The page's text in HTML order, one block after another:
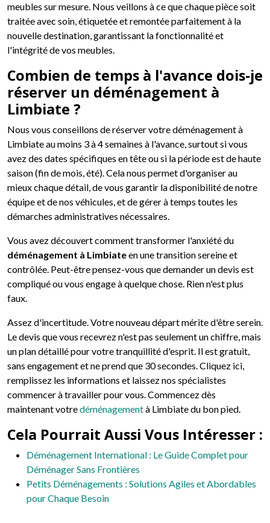
meubles sur mesure. Nous veillons à ce que chaque pièce soit
traitée avec soin, étiquetée et remontée parfaitement à la
nouvelle destination, garantissant la fonctionnalité et
l'intégrité de vos meubles.
Combien de temps à l'avance dois-je
réserver un déménagement à
Limbiate ?
Nous vous conseillons de réserver votre déménagement à
Limbiate au moins 3 à 4 semaines à l'avance, surtout si vous
avez des dates spécifiques en tête ou si la période est de haute
saison (fin de mois, été). Cela nous permet d'organiser au
mieux chaque détail, de vous garantir la disponibilité de notre
équipe et de nos véhicules, et de gérer à temps toutes les
démarches administratives nécessaires.
Vous avez découvert comment transformer l'anxiété du
déménagement à Limbiateen une transition sereine et
contrôlée. Peut-être pensez-vous que demander un devis est
compliqué ou vous engage à quelque chose. Rien n'est plus
faux.
Assez d'incertitude. Votre nouveau départ mérite d'être serein.
Le devis que vous recevrez n'est pas seulement un chiffre, mais
un plan détaillé pour votre tranquillité d'esprit. Il est gratuit,
sans engagement et ne prend que 30 secondes. Cliquez ici,
remplissez les informations et laissez nos spécialistes
commencer à travailler pour vous. Commencez dès
maintenant votredéménagementà Limbiate du bon pied.
Cela Pourrait Aussi Vous Intéresser :
Déménagement International : Le Guide Complet pour
Déménager Sans Frontières
Petits Déménagements : Solutions Agiles et Abordables
pour Chaque Besoin